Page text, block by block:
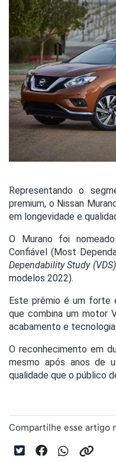
Representando o
premium, o Nissan
em longevidade e
O Murano foi
Confiável (Most
Dependability Study
modelos 2022).
Este prêmio é um forte
que combina um motor
acabamento e tecnologia.
O reconhecimento em
mesmo após anos de
qualidade que o público
Compartilhe esse artigo